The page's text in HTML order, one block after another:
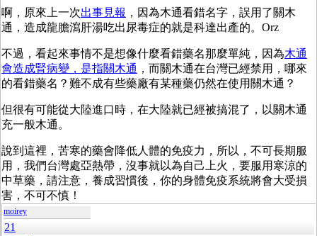
啊，原來上一次出事見報 ，因為木通看錯名字，誤用了關木
通，造成龍膽瀉肝湯吃出尿毒症的就是科達出產的。Orz
不過，看起來事情不是想像什麼看錯藥名那麼單純，因為木通
會造成腎病變，是指關木通 ，而關木通在台灣已經禁用，哪來
的看錯藥名？難不成有些藥廠有某種藥仍然在使用關木通？
但很有可能從大陸進口時，在大陸就已經被搞混了，以關木通
充一般木通。
說到這裡，苦寒的藥會降低人體的免疫力，所以，不可長期服
用，我們台灣處亞熱帶，沒事就以為自己上火，要服用寒涼的
中草藥，請注意，養成習慣後，你的身體免疫系統將會大受損
害，不可不慎！
moirey
21